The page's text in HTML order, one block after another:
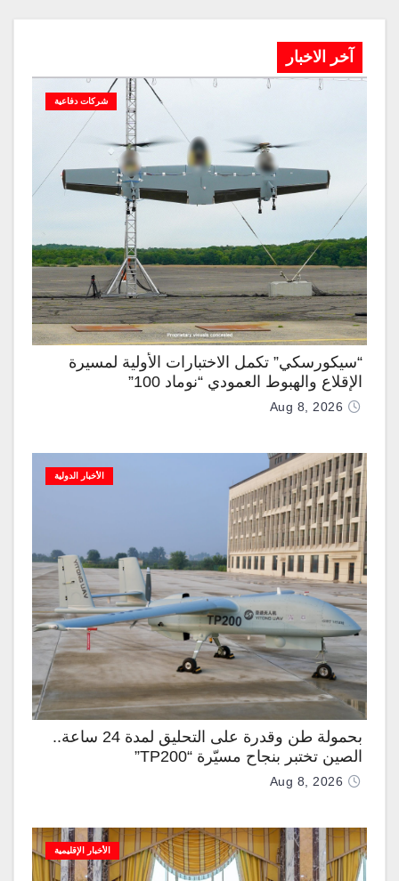
آخر الاخبار
شركات دفاعية
“سيكورسكي” تكمل الاختبارات الأولية لمسيرة
الإقلاع والهبوط العمودي “نوماد 100”
Aug 8, 2026
الأخبار الدولية
بحمولة طن وقدرة على التحليق لمدة 24 ساعة..
الصين تختبر بنجاح مسيّرة “TP200”
Aug 8, 2026
الأخبار الإقليمية